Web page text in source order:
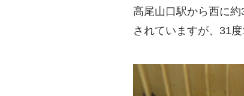
高尾山口駅から西に
されていますが、31